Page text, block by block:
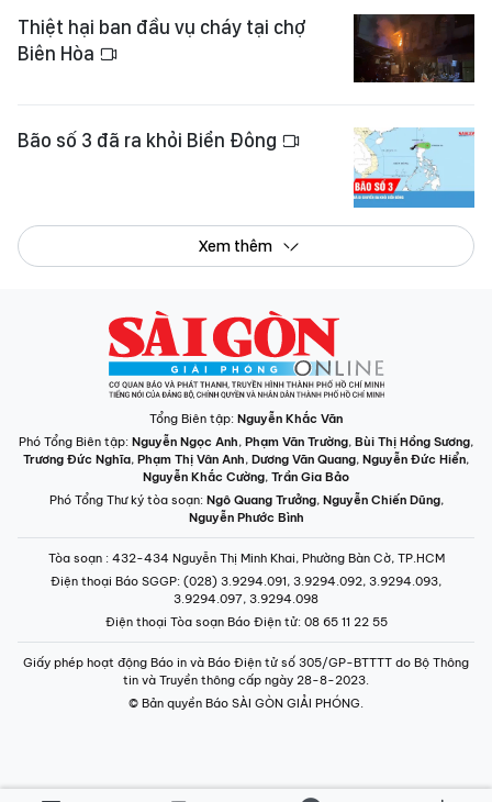
Thiệt hại ban đầu vụ cháy tại chợ
Biên Hòa
Bão số 3 đã ra khỏi Biển Đông
Xem thêm
Tổng Biên tập: Nguyễn Khắc Văn
Phó Tổng Biên tập: Nguyễn Ngọc Anh, Phạm Văn Trường, Bùi Thị Hồng Sương,
Trương Đức Nghĩa, Phạm Thị Vân Anh, Dương Văn Quang, Nguyễn Đức Hiển,
Nguyễn Khắc Cường, Trần Gia Bảo
Phó Tổng Thư ký tòa soạn: Ngô Quang Trưởng, Nguyễn Chiến Dũng,
Nguyễn Phước Bình
Tòa soạn : 432-434 Nguyễn Thị Minh Khai, Phường Bàn Cờ, TP.HCM
Điện thoại Báo SGGP: (028) 3.9294.091, 3.9294.092, 3.9294.093,
3.9294.097, 3.9294.098
Điện thoại Tòa soạn Báo Điện tử: 08 65 11 22 55
Giấy phép hoạt động Báo in và Báo Điện tử số 305/GP-BTTTT do Bộ Thông
tin và Truyền thông cấp ngày 28-8-2023.
© Bản quyền Báo SÀI GÒN GIẢI PHÓNG.